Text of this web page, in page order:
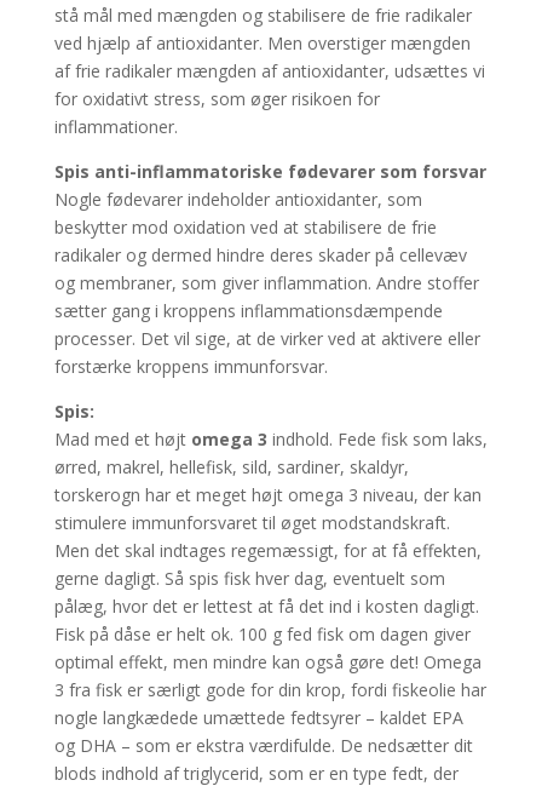
stå mål med mængden og stabilisere de frie radikaler
ved hjælp af antioxidanter. Men overstiger mængden
af frie radikaler mængden af antioxidanter, udsættes vi
for oxidativt stress, som øger risikoen for
inflammationer.
Spis anti-inflammatoriske fødevarer som forsvar
Nogle fødevarer indeholder antioxidanter, som
beskytter mod oxidation ved at stabilisere de frie
radikaler og dermed hindre deres skader på cellevæv
og membraner, som giver inflammation. Andre stoffer
sætter gang i kroppens inflammationsdæmpende
processer. Det vil sige, at de virker ved at aktivere eller
forstærke kroppens immunforsvar.
Spis:
Mad med et højt omega 3 indhold. Fede fisk som laks,
ørred, makrel, hellefisk, sild, sardiner, skaldyr,
torskerogn har et meget højt omega 3 niveau, der kan
stimulere immunforsvaret til øget modstandskraft.
Men det skal indtages regemæssigt, for at få effekten,
gerne dagligt. Så spis fisk hver dag, eventuelt som
pålæg, hvor det er lettest at få det ind i kosten dagligt.
Fisk på dåse er helt ok. 100 g fed fisk om dagen giver
optimal effekt, men mindre kan også gøre det! Omega
3 fra fisk er særligt gode for din krop, fordi fiskeolie har
nogle langkædede umættede fedtsyrer – kaldet EPA
og DHA – som er ekstra værdifulde. De nedsætter dit
blods indhold af triglycerid, som er en type fedt, der